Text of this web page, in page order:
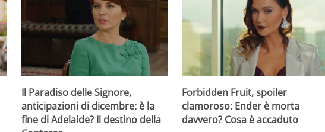
Il Paradiso delle Signore,
anticipazioni di dicembre: è la
fine di Adelaide? Il destino della
Forbidden Fruit, spoiler
clamoroso: Ender è morta
davvero? Cosa è accaduto